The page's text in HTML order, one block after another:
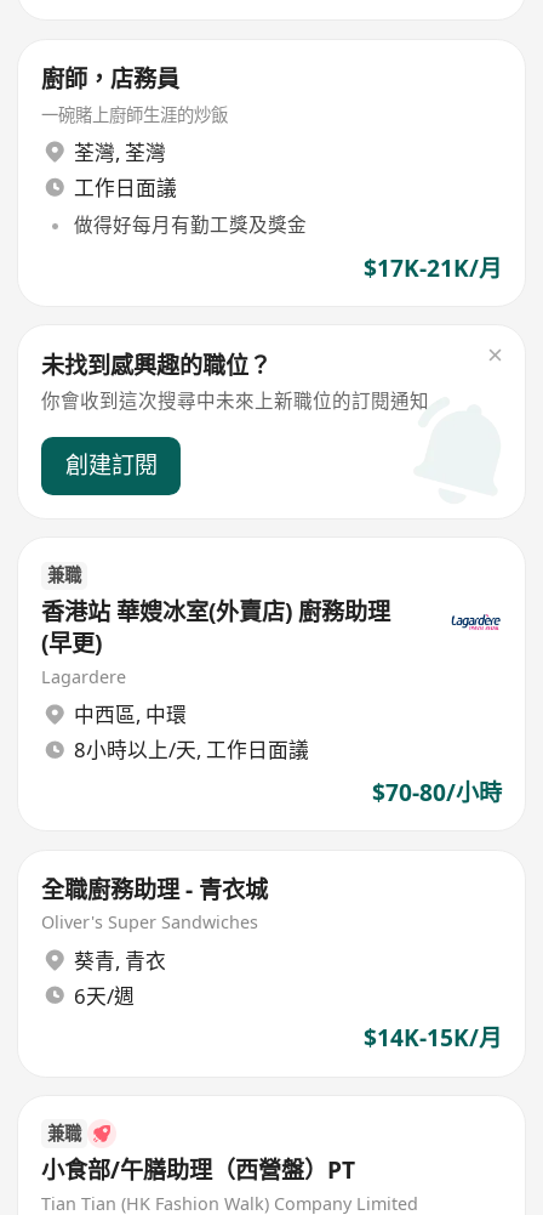
廚師，店務員
一碗賭上廚師生涯的炒飯
荃灣, 荃灣
工作日面議
做得好每月有勤工獎及獎金
$17K-21K/月
未找到感興趣的職位？
你會收到這次搜尋中未來上新職位的訂閱通知
創建訂閱
兼職
香港站 華嫂冰室(外賣店) 廚務助理
(早更)
Lagardere
中西區, 中環
8小時以上/天, 工作日面議
$70-80/小時
全職廚務助理 - 青衣城
Oliver's Super Sandwiches
葵青, 青衣
6天/週
$14K-15K/月
兼職
小食部/午膳助理（西營盤）PT
Tian Tian (HK Fashion Walk) Company Limited